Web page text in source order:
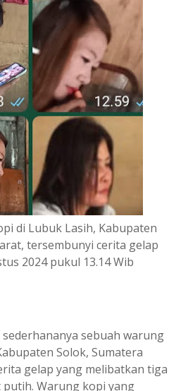
di Lubuk Lasih, Kabupaten
tersembunyi cerita gelap
2024 pukul 13.14 Wib
sebuah warung
Solok, Sumatera
gelap yang melibatkan tiga
Warung kopi yang